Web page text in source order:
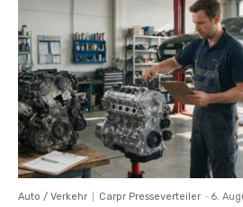
Auto / Verkehr Carpr Presseverteiler - 6.